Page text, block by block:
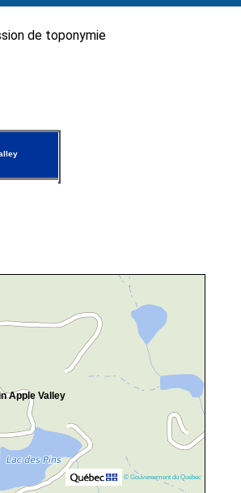
de toponymie
Apple Valley
© Gouvernement du Québec